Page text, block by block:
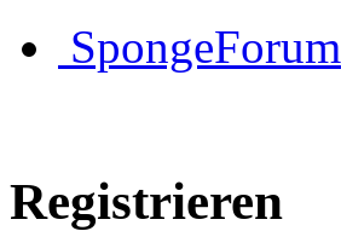
SpongeForum
Registrieren